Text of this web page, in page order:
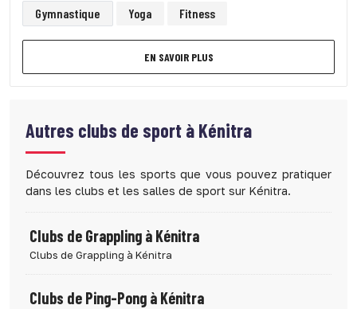
Gymnastique Yoga Fitness
EN SAVOIR PLUS
Autres clubs de sport à Kénitra
Découvrez tous les sports que vous pouvez pratiquer
dans les clubs et les salles de sport sur Kénitra.
Clubs de Grappling à Kénitra
Clubs de Grappling à Kénitra
Clubs de Ping-Pong à Kénitra